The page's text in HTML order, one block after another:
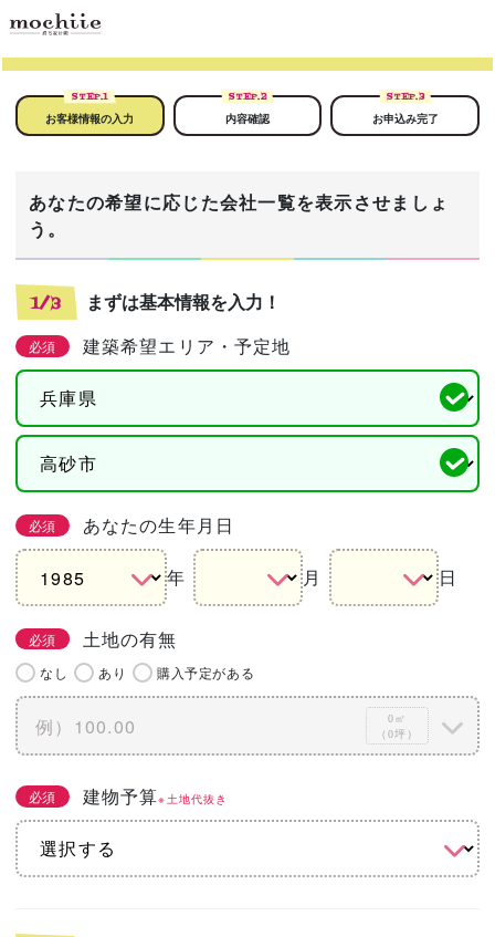
STEP.1
お客様情報の入力
STEP.2
内容確認
STEP.3
お申込み完了
あなたの希望に応じた会社一覧を表示させましょ
う。
1/3 まずは基本情報を入力！
必須 建築希望エリア・予定地
必須 あなたの生年月日
年 月 日
必須 土地の有無
なし あり 購入予定がある
0㎡
（0坪）
必須 建物予算※土地代抜き